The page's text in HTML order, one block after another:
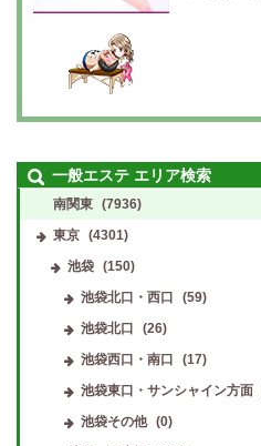
一般エステ エリア検索
南関東 (7936)
東京 (4301)
池袋
(150)
池袋北口・西口
(59)
池袋北口
(26)
池袋西口・南口
(17)
池袋東口・サンシャイン方面
池袋その他 (0)